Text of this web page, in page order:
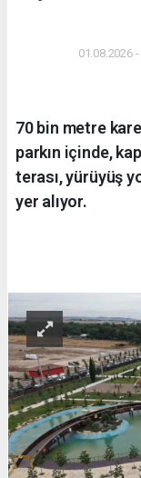
01.08.2026
70 bin metre
parkın içinde,
terası, yürüyüş
yer alıyor.